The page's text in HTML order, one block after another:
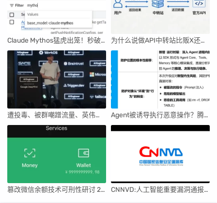
Claude Mythos猛虎出笼！秒破人类一年无解漏洞，GPT-5.5都压不住 为什么说做API中转站比贩X还要赚钱，完整行业白皮书曝光！
遭投毒、被群嘲蹭流量、英伟达沙箱被攻破！OpenClaw之父揭秘大模型圈潜规则 Agent被诱导执行恶意操作？腾讯云给“龙虾”装上“全时围栏”，行为实时管控
篡改微信余额技术可刑性研讨 2.0 CNNVD:人工智能重要漏洞通报（2026年第二期）